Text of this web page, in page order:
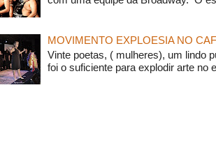
MOVIMENTO EXPLOESIA NO
Vinte poetas, ( mulheres), um lindo
foi o suficiente para explodir arte no